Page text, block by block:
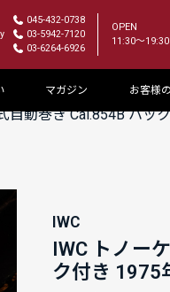
045-432-0738
03-5942-7120
03-6264-6926
OPEN
11:30～19:30
マガジン お客様
自動巻き Cal.854B ハッ
IWC
IWC トノー
ク付き 1975